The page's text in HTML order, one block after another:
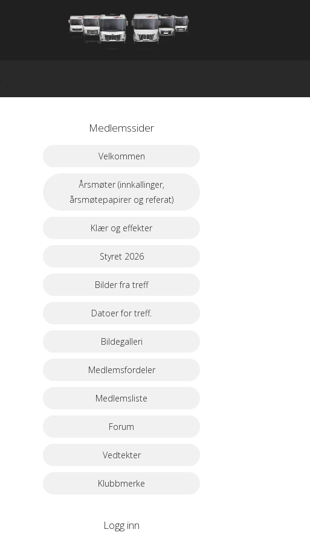
Medlemssider
Velkommen
Årsmøter (innkallinger,
årsmøtepapirer og referat)
Klær og effekter
Styret 2026
Bilder fra treff
Datoer for treff.
Bildegalleri
Medlemsfordeler
Medlemsliste
Forum
Vedtekter
Klubbmerke
Logg inn